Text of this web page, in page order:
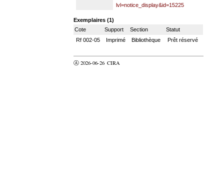
lvl=notice_display&id=15225
Exemplaires (1)
Cote
Support Section
Statut
Rf 002-05
Imprimé Bibliothèque Prêt réservé
Ⓐ 2026-06-26 CIRA